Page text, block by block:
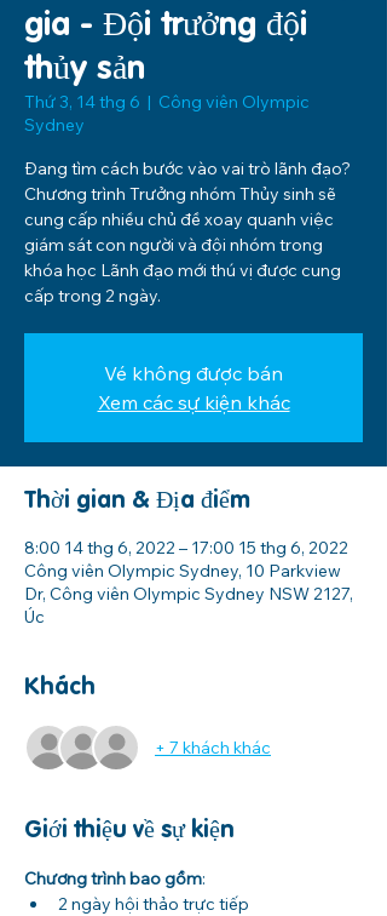
gia - Đội trưởng đội
thủy sản
Thứ 3, 14 thg 6
  |
Công viên Olympic
Sydney
Đang tìm cách bước vào vai trò lãnh đạo?
Chương trình Trưởng nhóm Thủy sinh sẽ
cung cấp nhiều chủ đề xoay quanh việc
giám sát con người và đội nhóm trong
khóa học Lãnh đạo mới thú vị được cung
cấp trong 2 ngày.
Vé không được bán
Xem các sự kiện khác
Thời gian & Địa điểm
8:00 14 thg 6, 2022 – 17:00 15 thg 6, 2022
Công viên Olympic Sydney, 10 Parkview
Dr, Công viên Olympic Sydney NSW 2127,
Úc
Khách
+ 7 khách khác
Giới thiệu về sự kiện
Chương trình bao gồm:
2 ngày hội thảo trực tiếp